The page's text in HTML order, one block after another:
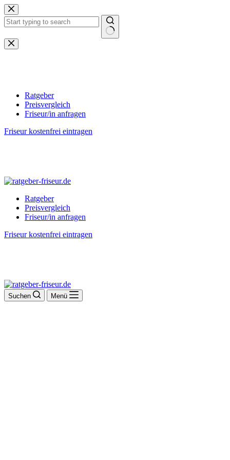
Zum
Inhalt
springen
Keine
Ergebnisse
Ratgeber
Preisvergleich
Friseur/in anfragen
Friseur kostenfrei eintragen
Ratgeber
Preisvergleich
Friseur/in anfragen
Friseur kostenfrei eintragen
Suchen Menü